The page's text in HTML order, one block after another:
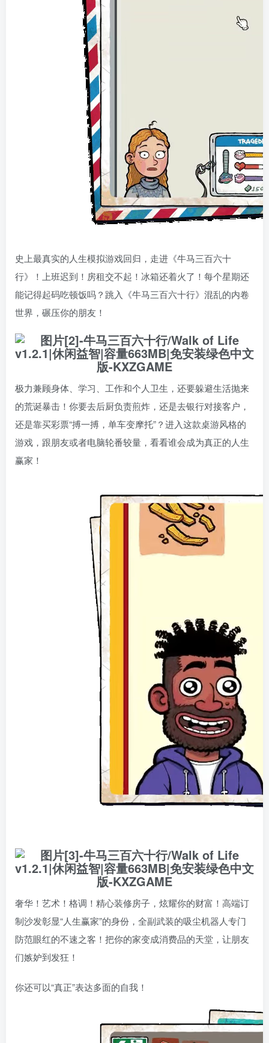
史上最真实的人生模拟游戏回归，走进《牛马三百六十
行》！上班迟到！房租交不起！冰箱还着火了！每个星期还
能记得起码吃顿饭吗？跳入《牛马三百六十行》混乱的内卷
世界，碾压你的朋友！
极力兼顾身体、学习、工作和个人卫生，还要躲避生活抛来
的荒诞暴击！你要去后厨负责煎炸，还是去银行对接客户，
还是靠买彩票“搏一搏，单车变摩托”？进入这款桌游风格的
游戏，跟朋友或者电脑轮番较量，看看谁会成为真正的人生
赢家！
奢华！艺术！格调！精心装修房子，炫耀你的财富！高端订
制沙发彰显“人生赢家”的身份，全副武装的吸尘机器人专门
防范眼红的不速之客！把你的家变成消费品的天堂，让朋友
们嫉妒到发狂！
你还可以“真正”表达多面的自我！